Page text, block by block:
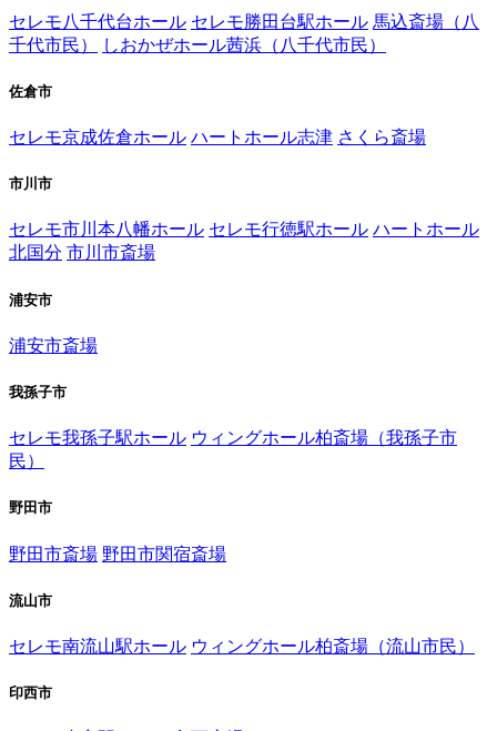
セレモ八千代台ホール セレモ勝田台駅ホール 馬込斎場（八
千代市民）
しおかぜホール茜浜（八千代市民）
佐倉市
セレモ京成佐倉ホール ハートホール志津 さくら斎場
市川市
セレモ市川本八幡ホール セレモ行徳駅ホール ハートホール
北国分 市川市斎場
浦安市
浦安市斎場
我孫子市
セレモ我孫子駅ホール ウィングホール柏斎場（我孫子市
民）
野田市
野田市斎場 野田市関宿斎場
流山市
セレモ南流山駅ホール ウィングホール柏斎場（流山市民）
印西市